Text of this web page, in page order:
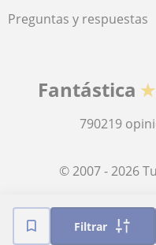
Filtrar
Preguntas y respuestas
Fantástica
790219
© 2007 - 2026
Mapa web: